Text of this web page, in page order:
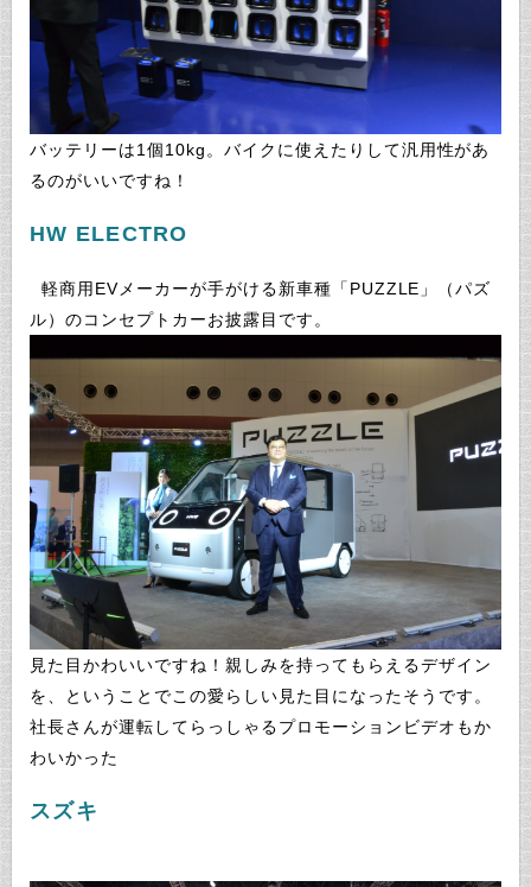
バッテリーは1個10kg。バイクに使えたりして汎用性があ
HW ELECTRO
ル）のコンセプトカーお披露目です。
見た目かわいいですね！親しみを持ってもらえるデザイン
を、ということでこの愛らしい見た目になったそうです。
社長さんが運転してらっしゃるプロモーションビデオもか
スズキ